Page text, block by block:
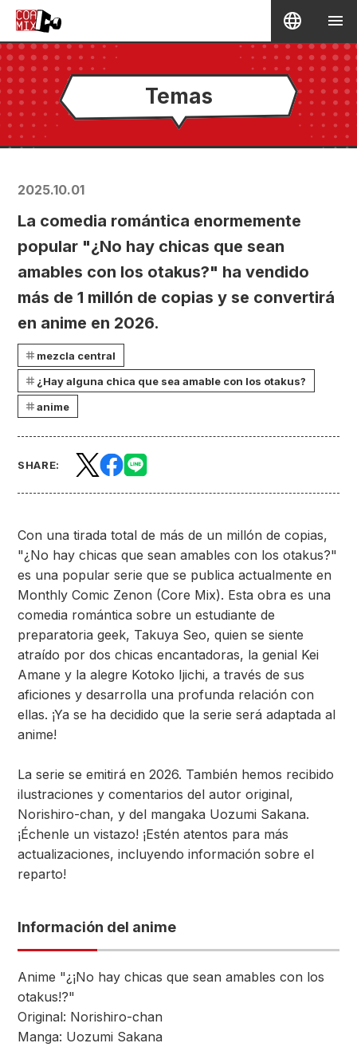
Temas
2025.10.01
La comedia romántica enormemente
popular "¿No hay chicas que sean
amables con los otakus?" ha vendido
más de 1 millón de copias y se convertirá
en anime en 2026.
mezcla central
¿Hay alguna chica que sea amable con los otakus?
anime
SHARE:
Con una tirada total de más de un millón de copias,
"¿No hay chicas que sean amables con los otakus?"
es una popular serie que se publica actualmente en
Monthly Comic Zenon (Core Mix). Esta obra es una
comedia romántica sobre un estudiante de
preparatoria geek, Takuya Seo, quien se siente
atraído por dos chicas encantadoras, la genial Kei
Amane y la alegre Kotoko Ijichi, a través de sus
aficiones y desarrolla una profunda relación con
ellas. ¡Ya se ha decidido que la serie será adaptada al
anime!
La serie se emitirá en 2026. También hemos recibido
ilustraciones y comentarios del autor original,
Norishiro-chan, y del mangaka Uozumi Sakana.
¡Échenle un vistazo! ¡Estén atentos para más
actualizaciones, incluyendo información sobre el
reparto!
Información del anime
Anime "¿¡No hay chicas que sean amables con los
otakus!?"
Original: Norishiro-chan
Manga: Uozumi Sakana